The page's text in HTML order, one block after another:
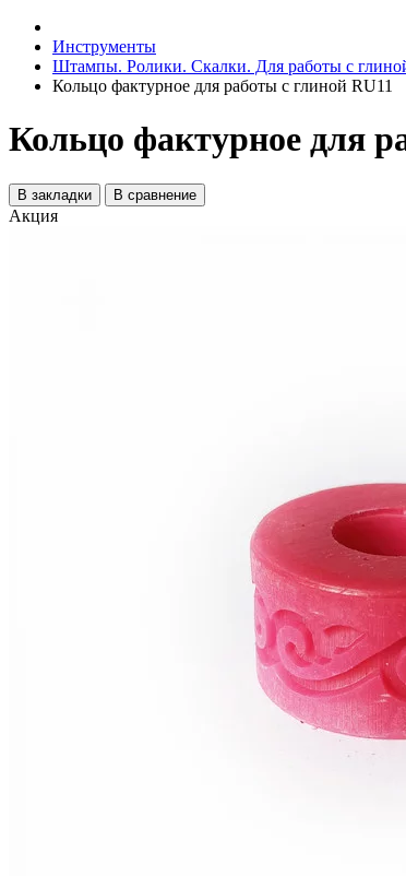
Инструменты
Штампы. Ролики. Скалки. Для работы с
Кольцо фактурное для работы с глиной RU11
Кольцо фактурное для
В закладки В сравнение
Акция